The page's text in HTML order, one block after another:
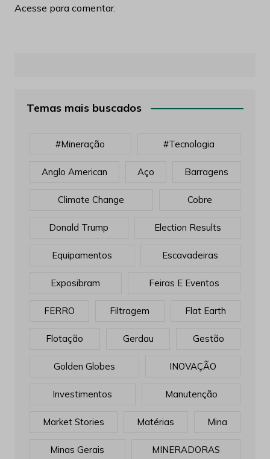
Acesse para comentar.
Temas mais buscados
#mineração #tecnologia
Anglo American Aço Barragens
Climate Change Cobre
Donald Trump Election Results
Equipamentos Escavadeiras
Exposibram Feiras E Eventos
FERRO Filtragem Flat Earth
Flotação Gerdau Gestão
Golden Globes INOVAÇÃO
Investimentos Manutenção
Market Stories Matérias Mina
Minas Gerais MINERADORAS